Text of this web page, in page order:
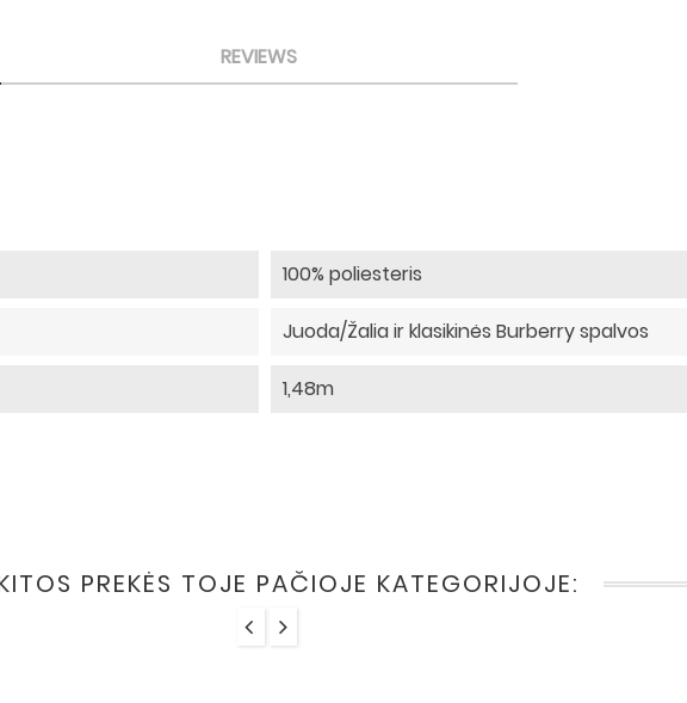
REVIEWS
100% poliesteris
Juoda/Žalia ir klasikinės Burberry spalvos
1,48m
PREKĖS TOJE PAČIOJE KATEGORIJOJE: